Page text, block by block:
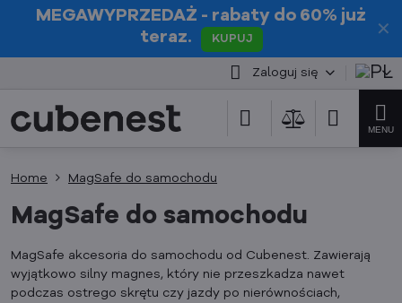
✕
MEGAWYPRZEDAŻ - rabaty do 60% już
teraz.
KUPUJ
Zaloguj się
Home MagSafe do samochodu
MagSafe do samochodu
MagSafe akcesoria do samochodu od Cubenest. Zawierają
wyjątkowo silny magnes, który nie przeszkadza nawet
podczas ostrego skrętu czy jazdy po nierównościach,